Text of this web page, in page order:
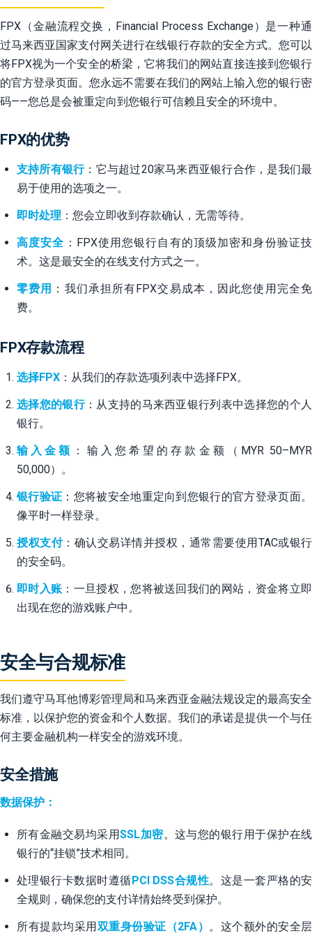
FPX（金融流程交换，Financial Process Exchange）是一种通
过马来西亚国家支付网关进行在线银行存款的安全方式。您可以
将FPX视为一个安全的桥梁，它将我们的网站直接连接到您银行
的官方登录页面。您永远不需要在我们的网站上输入您的银行密
码——您总是会被重定向到您银行可信赖且安全的环境中。
FPX的优势
支持所有银行：它与超过20家马来西亚银行合作，是我们最
易于使用的选项之一。
即时处理 ：您会立即收到存款确认，无需等待。
高度安全 ：FPX使用您银行自有的顶级加密和身份验证技
术。这是最安全的在线支付方式之一。
零费用 ：我们承担所有FPX交易成本，因此您使用完全免
费。
FPX存款流程
选择FPX ：从我们的存款选项列表中选择FPX。
选择您的银行：从支持的马来西亚银行列表中选择您的个人
银行。
输入金额 ：输入您希望的存款金额（MYR 50–MYR
50,000）。
银行验证 ：您将被安全地重定向到您银行的官方登录页面。
像平时一样登录。
授权支付：确认交易详情并授权，通常需要使用TAC或银行
的安全码。
即时入账 ：一旦授权，您将被送回我们的网站，资金将立即
出现在您的游戏账户中。
安全与合规标准
我们遵守马耳他博彩管理局和马来西亚金融法规设定的最高安全
标准，以保护您的资金和个人数据。我们的承诺是提供一个与任
何主要金融机构一样安全的游戏环境。
安全措施
数据保护：
所有金融交易均采用SSL加密。这与您的银行用于保护在线
银行的“挂锁”技术相同。
处理银行卡数据时遵循 PCI DSS合规性。这是一套严格的安
全规则，确保您的支付详情始终受到保护。
所有提款均采用 双重身份验证（2FA） 。这个额外的安全层